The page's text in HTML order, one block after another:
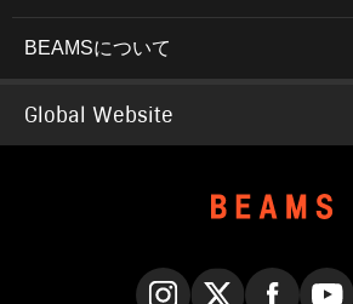
BEAMSについて
Global Website